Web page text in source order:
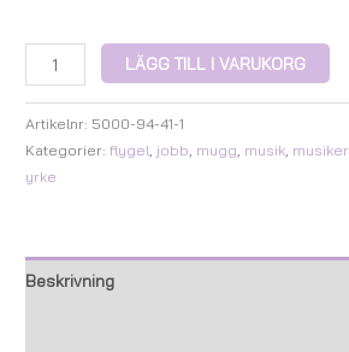
LÄGG TILL I VARUKORG
Artikelnr: 5000-94-41-1
Kategorier:flygel, jobb, mugg, musik, musiker
yrke
Beskrivning